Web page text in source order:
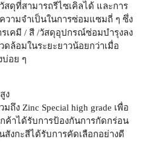
สดุที่สามารถรีไซเคิลได้ และการ
วามจำเป็นในการซ่อมแซมถี่ ๆ ซึ่ง
เคมี / สี /วัสดุอุปกรณ์ซ่อมบำรุงลง
ล้อมในระยะยาวน้อยกว่าเมื่อ
บ่อย ๆ
ง
ถึง Zinc Special high grade เพื่อ
าได้รับการป้องกันการกัดกร่อน
งกะสีได้รับการคัดเลือกอย่างดี